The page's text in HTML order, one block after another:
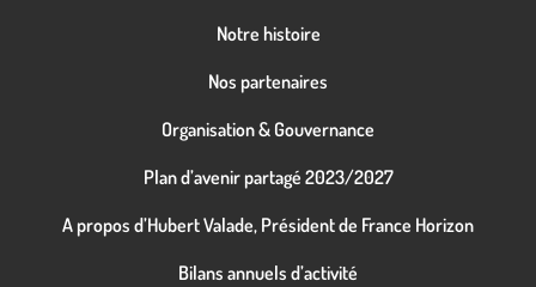
Notre histoire
Nos partenaires
Organisation & Gouvernance
Plan d’avenir partagé 2023/2027
A propos d’Hubert Valade, Président de France Horizon
Bilans annuels d’activité